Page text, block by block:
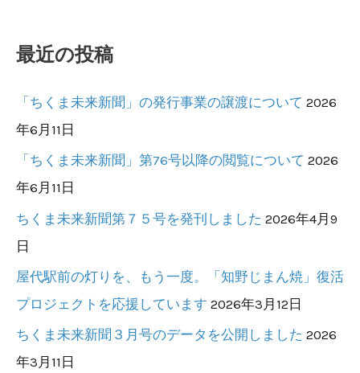
最近の投稿
「ちくま未来新聞」の発行事業の譲渡について 2026
年6月11日
「ちくま未来新聞」第76号以降の閲覧について 2026
年6月11日
ちくま未来新聞第７５号を発刊しました 2026年4月9
日
屋代駅前の灯りを、もう一度。「知野じまん焼」復活
プロジェクトを応援しています 2026年3月12日
ちくま未来新聞３月号のデータを公開しました 2026
年3月11日